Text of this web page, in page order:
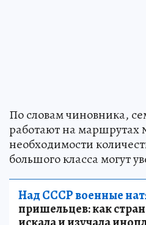
По словам чиновника,
работают на маршрутах
необходимости
большого класса могут
Над СССР военные
пришельцев: как